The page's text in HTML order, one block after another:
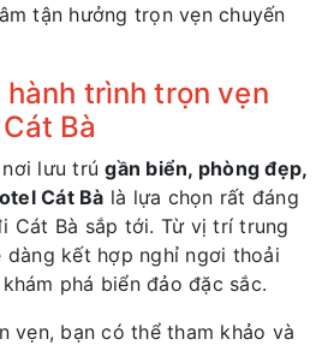
tận hưởng trọn vẹn chuyến
hành trình trọn vẹn
Bà
nơi lưu trúgần biển, phòng đẹp,
Cát Bà là lựa chọn rất đáng
Cát Bà sắp tới. Từ vị trí trung
dàng kết hợp nghỉ ngơi thoải
phá biển đảo đặc sắc.
vẹn, bạn có thể tham khảo và